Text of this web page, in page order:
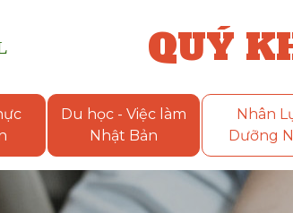
QUÝ
Du học - Việc làm
Nhật Bản
Nhân
Dưỡng